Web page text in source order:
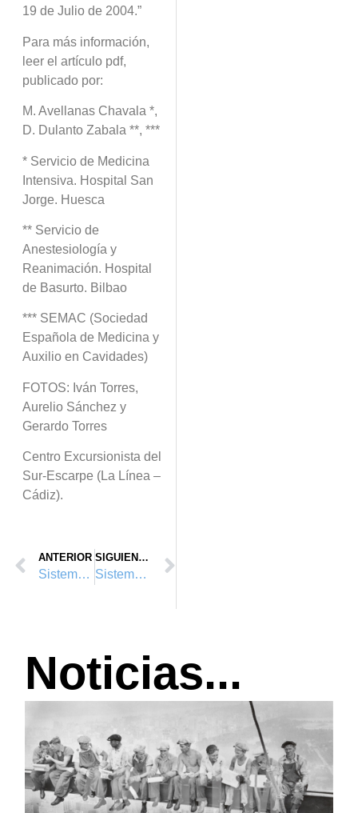
19 de Julio de 2004.”
Para más información,
leer el artículo pdf,
publicado por:
M. Avellanas Chavala *,
D. Dulanto Zabala **, ***
* Servicio de Medicina
Intensiva. Hospital San
Jorge. Huesca
** Servicio de
Anestesiología y
Reanimación. Hospital
de Basurto. Bilbao
*** SEMAC (Sociedad
Española de Medicina y
Auxilio en Cavidades)
FOTOS: Iván Torres,
Aurelio Sánchez y
Gerardo Torres
Centro Excursionista del
Sur-Escarpe (La Línea –
Cádiz).
ANTERIOR
Sistemas anticaídas en escalas fijas: ¿Obligatorios?
SIGUIENTE
Sistemas de protección contra caídas
Noticias...